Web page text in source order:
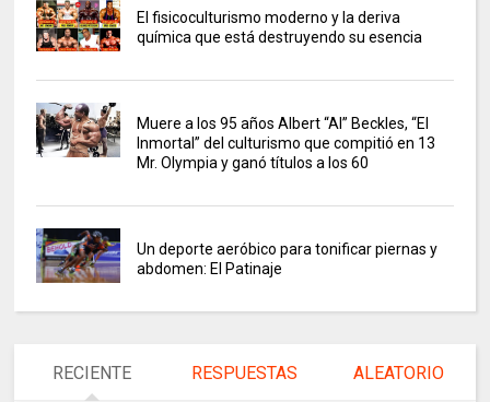
El fisicoculturismo moderno y la deriva
química que está destruyendo su esencia
Muere a los 95 años Albert “Al” Beckles, “El
Inmortal” del culturismo que compitió en 13
Mr. Olympia y ganó títulos a los 60
Un deporte aeróbico para tonificar piernas y
abdomen: El Patinaje
RECIENTE RESPUESTAS ALEATORIO